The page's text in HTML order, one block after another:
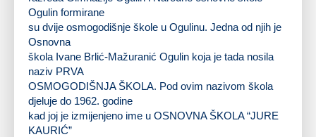
Ogulin formirane
su dvije osmogodišnje škole u Ogulinu. Jedna od njih je
Osnovna
škola Ivane Brlić-Mažuranić Ogulin koja je tada nosila
naziv PRVA
OSMOGODIŠNJA ŠKOLA. Pod ovim nazivom škola
djeluje do 1962. godine
kad joj je izmijenjeno ime u OSNOVNA ŠKOLA “JURE
KAURIĆ”